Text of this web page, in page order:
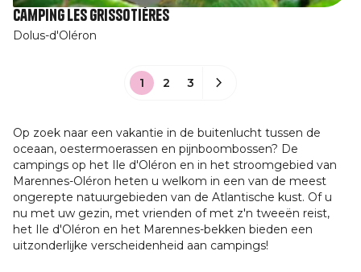
Camping Les Grissotières
Dolus-d'Oléron
1 2 3
Op zoek naar een vakantie in de buitenlucht tussen de
oceaan, oestermoerassen en pijnboombossen? De
campings op het Ile d'Oléron en in het stroomgebied van
Marennes-Oléron heten u welkom in een van de meest
ongerepte natuurgebieden van de Atlantische kust. Of u
nu met uw gezin, met vrienden of met z'n tweeën reist,
het Ile d'Oléron en het Marennes-bekken bieden een
uitzonderlijke verscheidenheid aan campings!